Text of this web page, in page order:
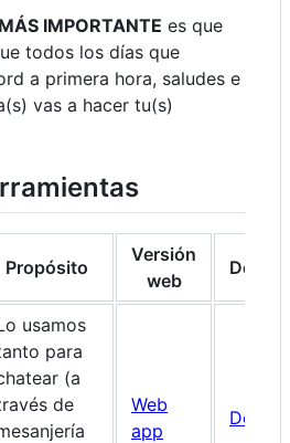
IMPORTANTE es que
todos los días que
a primera hora, saludes e
vas a hacer tu(s)
Propósito
Versión
web
usamos
para
(a
de
Web
app